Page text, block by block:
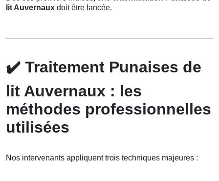
lit Auvernaux doit être lancée.
✔️ Traitement Punaises de
lit Auvernaux : les
méthodes professionnelles
utilisées
Nos intervenants appliquent trois techniques majeures :